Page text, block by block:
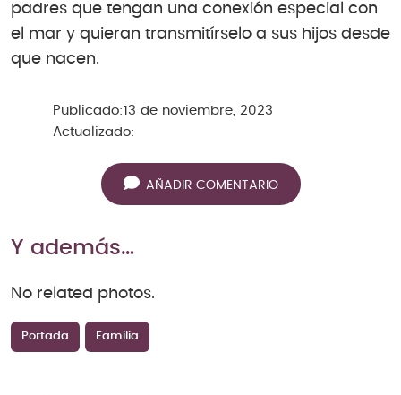
padres que tengan una conexión especial con
el mar y quieran transmitírselo a sus hijos desde
que nacen.
Publicado:13 de noviembre, 2023
Actualizado:
AÑADIR COMENTARIO
Y además…
No related photos.
Portada Familia